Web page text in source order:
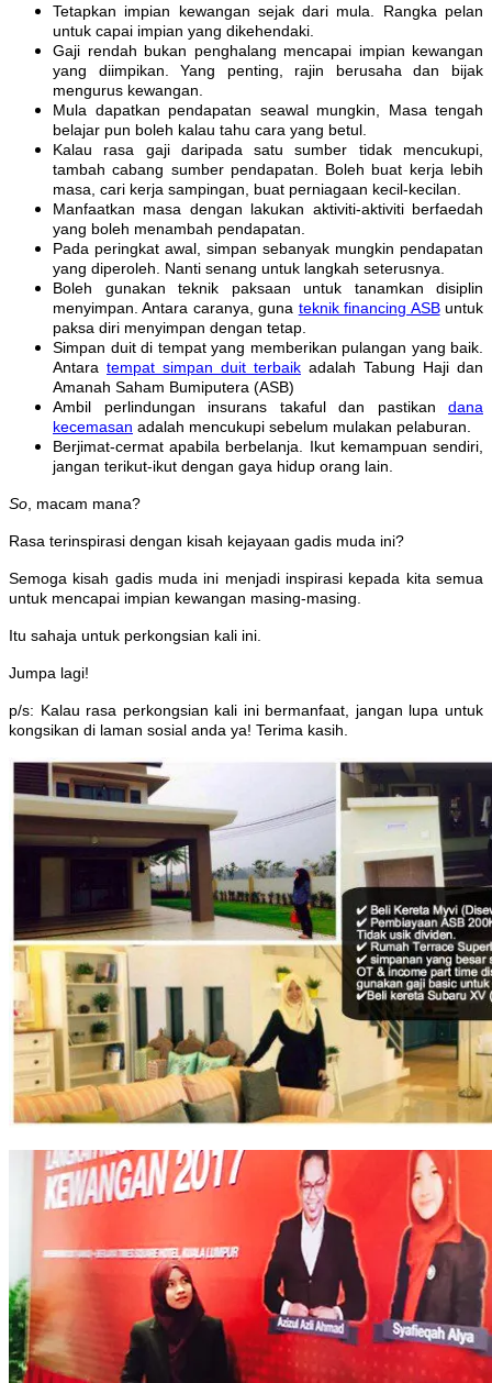
Tetapkan impian kewangan sejak dari mula. Rangka pelan
untuk capai impian yang dikehendaki.
Gaji rendah bukan penghalang mencapai impian kewangan
yang diimpikan. Yang penting, rajin berusaha dan bijak
mengurus kewangan.
Mula dapatkan pendapatan seawal mungkin, Masa tengah
belajar pun boleh kalau tahu cara yang betul.
Kalau rasa gaji daripada satu sumber tidak mencukupi,
tambah cabang sumber pendapatan. Boleh buat kerja lebih
masa, cari kerja sampingan, buat perniagaan kecil-kecilan.
Manfaatkan masa dengan lakukan aktiviti-aktiviti berfaedah
yang boleh menambah pendapatan.
Pada peringkat awal, simpan sebanyak mungkin pendapatan
yang diperoleh. Nanti senang untuk langkah seterusnya.
Boleh gunakan teknik paksaan untuk tanamkan disiplin
menyimpan. Antara caranya, guna teknik financing ASBuntuk
paksa diri menyimpan dengan tetap.
Simpan duit di tempat yang memberikan pulangan yang baik.
Antara tempat simpan duit terbaik adalah Tabung Haji dan
Amanah Saham Bumiputera (ASB)
Ambil perlindungan insurans takaful dan pastikan dana
kecemasan adalah mencukupi sebelum mulakan pelaburan.
Berjimat-cermat apabila berbelanja. Ikut kemampuan sendiri,
jangan terikut-ikut dengan gaya hidup orang lain.
So , macam mana?
Rasa terinspirasi dengan kisah kejayaan gadis muda ini?
Semoga kisah gadis muda ini menjadi inspirasi kepada kita semua
untuk mencapai impian kewangan masing-masing.
Itu sahaja untuk perkongsian kali ini.
Jumpa lagi!
p/s: Kalau rasa perkongsian kali ini bermanfaat, jangan lupa untuk
kongsikan di laman sosial anda ya! Terima kasih.